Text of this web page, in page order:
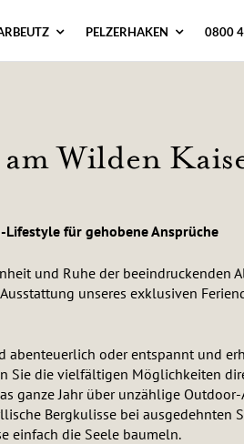
PELZERHAKEN 0800
Wilden
Lifestyle für gehobene Ansprüche
und Ruhe der
unseres exklusiven
abenteuerlich oder entspannt und
die vielfältigen Möglichkeiten
ganze Jahr über unzählige
Bergkulisse bei ausgedehnten
einfach die Seele baumeln.